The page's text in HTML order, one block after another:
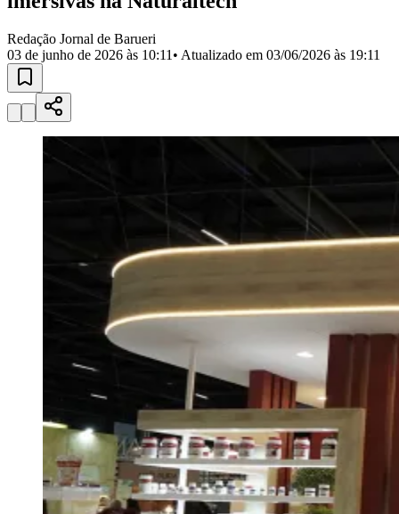
AldeiaAldeia da SerraAldeia de BarueriAlphaville
VistaCalifórniaCarapicuíba
RegiãoCotia Cruz PretaEngenho NovoFazenda
Militar
Califórnia
Esperança
JulioJardim Líbano
MutingaJardim ParaísoJardim PaulistaJardim ReginaliceJardim São
Jardim São Pedro Jardim Silveira
Jardim Tupanci Nova Aldeinha
Parque Viana
Vale do Sol Vila Boa Vista
Vila Márcia
Vila Nossa Sra. da
Votupoca
Para Sua Empresa
Anuncie no Portal
Guia de Empresas
Divulgar VagasNovo
Publicidade Legal
Negócios Regionais
Segurança Regional
Hospitais Estaduais
Parques & Represas
Cidades da Região
Santana de ParnaíbaOsascoCarapicuíbaJandiraItapeviCotia
do Bom JesusAraçariguamaCajamarCaieirasFranco da
Redação Jornal de Barueri
03 de junho de 2026 às 10:11 • Atualizado em 03/06/2026 às 19:11